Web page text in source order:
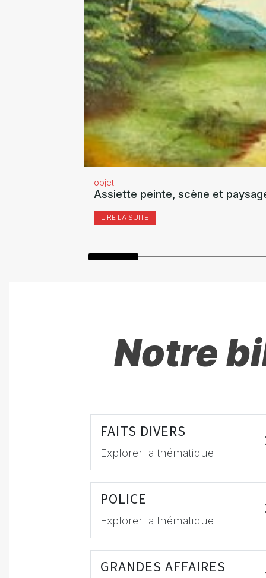
objet
Assiette peinte, scène et
LIRE LA SUITE
Notre
FAITS DIVERS
Explorer la thématique
POLICE
Explorer la thématique
GRANDES AFFAIRES